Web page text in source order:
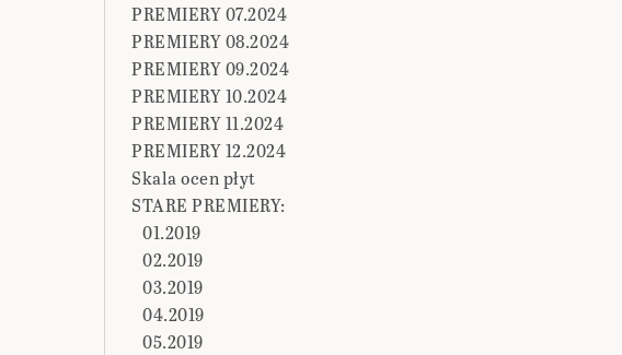
PREMIERY 07.2024
PREMIERY 08.2024
PREMIERY 09.2024
PREMIERY 10.2024
PREMIERY 11.2024
PREMIERY 12.2024
Skala ocen płyt
STARE PREMIERY:
01.2019
02.2019
03.2019
04.2019
05.2019